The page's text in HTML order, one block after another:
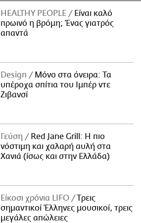
HEALTHY PEOPLE
Είναι καλό
πρωινό η βρόμη; Ένας γιατρός
απαντά
Design
Μόνο στα όνειρα: Τα
υπέροχα σπίτια του Ιμπέρ ντε
Ζιβανσί
Γεύση
Red Jane Grill: Η πιο
νόστιμη και χαλαρή αυλή στα
Χανιά (ίσως και στην Ελλάδα)
Είκοσι χρόνια LIFO
Tρεις
σημαντικοί Έλληνες μουσικοί, τρεις
μεγάλες απώλειες